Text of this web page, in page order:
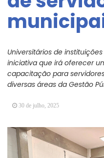
Vereadores Mirins iniciam
com participação em Sessão
promovem palestra sobre
mercado de trabalho
Universitários de
iniciativa que irá oferecer
capacitação para
diversas áreas da Gestão
30 de julho, 2025